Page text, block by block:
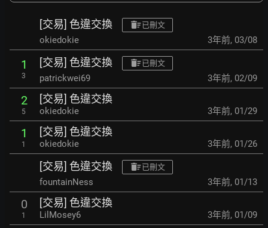
[交易] 色違交換 已刪文
okiedokie 3年前, 03/08
1
3
[交易] 色違交換 已刪文
patrickwei69 3年前, 02/09
2
5
[交易] 色違交換
okiedokie 3年前, 01/29
1
1
[交易] 色違交換
okiedokie 3年前, 01/26
[交易] 色違交換 已刪文
fountainNess 3年前, 01/13
0
1
[交易] 色違交換
LilMosey6 3年前, 01/09